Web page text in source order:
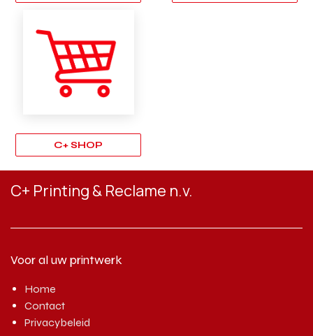
C+ SHOP
C+ Printing & Reclame n.v.
Voor al uw printwerk
Home
Contact
Privacybeleid